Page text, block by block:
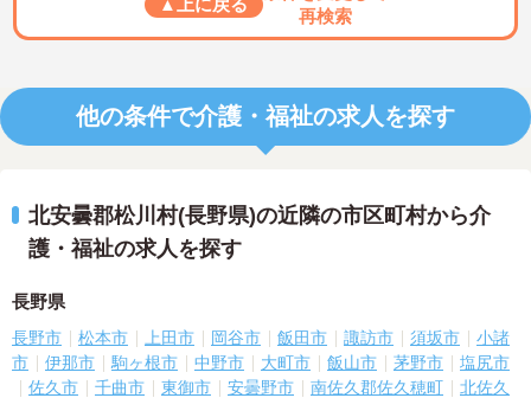
▲上に戻る
再検索
他の条件で介護・福祉の求人を探す
北安曇郡松川村(長野県)の近隣の市区町村から介
護・福祉の求人を探す
長野県
長野市 松本市 上田市 岡谷市 飯田市 諏訪市 須坂市
小諸
市
伊那市 駒ヶ根市 中野市 大町市 飯山市 茅野市
塩尻市
佐久市
千曲市 東御市 安曇野市 南佐久郡佐久穂町
北佐久